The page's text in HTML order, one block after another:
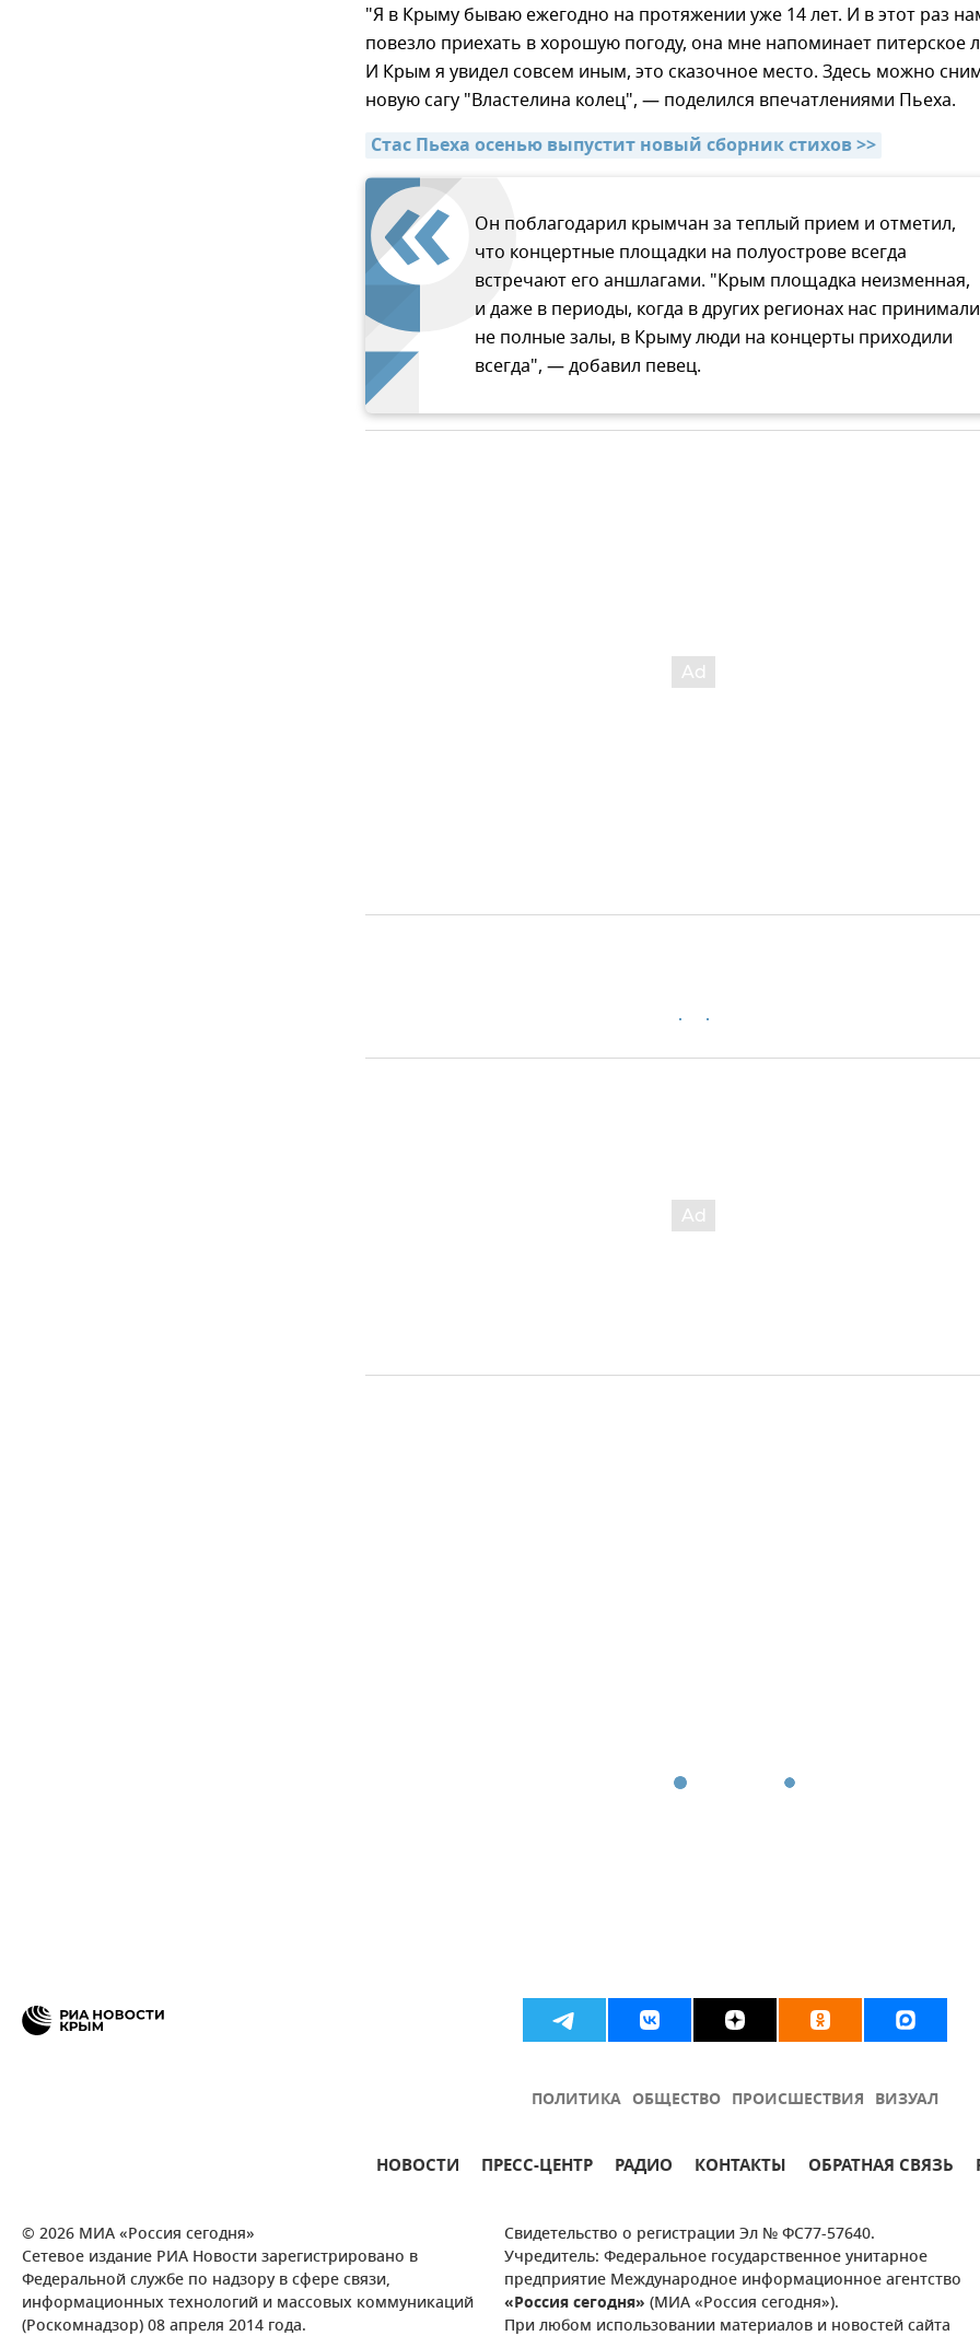
"Я в Крыму бываю ежегодно на протяжении уже 14 лет. И в этот раз
повезло приехать в хорошую погоду, она мне напоминает питерское
И Крым я увидел совсем иным, это сказочное место. Здесь можно
новую сагу "Властелина колец", — поделился впечатлениями Пьеха.
Стас Пьеха осенью выпустит новый сборник стихов >>
Он поблагодарил крымчан за теплый прием и отметил,
что концертные площадки на полуострове всегда
встречают его аншлагами. "Крым площадка неизменная,
и даже в периоды, когда в других регионах нас принимали
не полные залы, в Крыму люди на концерты приходили
всегда", — добавил певец.
ПОЛИТИКА ОБЩЕСТВО ПРОИСШЕСТВИЯ ВИЗУАЛ
НОВОСТИ ПРЕСС-ЦЕНТР РАДИО КОНТАКТЫ ОБРАТНАЯ СВЯЗЬ
© 2026 МИА «Россия сегодня»
Сетевое издание РИА Новости зарегистрировано в
Федеральной службе по надзору в сфере связи,
информационных технологий и массовых коммуникаций
(Роскомнадзор) 08 апреля 2014 года.
Свидетельство о регистрации Эл № ФС77-57640.
Учредитель: Федеральное государственное унитарное
предприятие Международное информационное агентство
«Россия сегодня» (МИА «Россия сегодня»).
При любом использовании материалов и новостей сайта